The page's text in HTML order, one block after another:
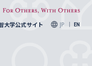
大学公式サイト JP EN